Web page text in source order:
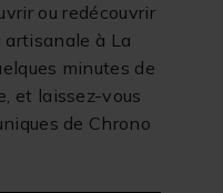
ou redécouvrir
artisanale à La
minutes de
et laissez-vous
de Chrono